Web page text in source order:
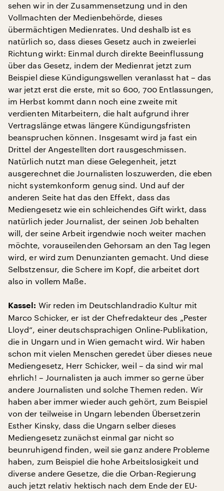
sehen wir in der Zusammensetzung und in den
Vollmachten der Medienbehörde, dieses
übermächtigen Medienrates. Und deshalb ist es
natürlich so, dass dieses Gesetz auch in zweierlei
Richtung wirkt: Einmal durch direkte Beeinflussung
über das Gesetz, indem der Medienrat jetzt zum
Beispiel diese Kündigungswellen veranlasst hat – das
war jetzt erst die erste, mit so 600, 700 Entlassungen,
im Herbst kommt dann noch eine zweite mit
verdienten Mitarbeitern, die halt aufgrund ihrer
Vertragslänge etwas längere Kündigungsfristen
beanspruchen können. Insgesamt wird ja fast ein
Drittel der Angestellten dort rausgeschmissen.
Natürlich nutzt man diese Gelegenheit, jetzt
ausgerechnet die Journalisten loszuwerden, die eben
nicht systemkonform genug sind. Und auf der
anderen Seite hat das den Effekt, dass das
Mediengesetz wie ein schleichendes Gift wirkt, dass
natürlich jeder Journalist, der seinen Job behalten
will, der seine Arbeit irgendwie noch weiter machen
möchte, vorauseilenden Gehorsam an den Tag legen
wird, er wird zum Denunzianten gemacht. Und diese
Selbstzensur, die Schere im Kopf, die arbeitet dort
also in vollem Maße.
Kassel: Wir reden im Deutschlandradio Kultur mit
Marco Schicker, er ist der Chefredakteur des „Pester
Lloyd“, einer deutschsprachigen Online-Publikation,
die in Ungarn und in Wien gemacht wird. Wir haben
schon mit vielen Menschen geredet über dieses neue
Mediengesetz, Herr Schicker, weil – da sind wir mal
ehrlich! – Journalisten ja auch immer so gerne über
andere Journalisten und solche Themen reden. Wir
haben aber immer wieder auch gehört, zum Beispiel
von der teilweise in Ungarn lebenden Übersetzerin
Esther Kinsky, dass die Ungarn selber dieses
Mediengesetz zunächst einmal gar nicht so
beunruhigend finden, weil sie ganz andere Probleme
haben, zum Beispiel die hohe Arbeitslosigkeit und
diverse andere Gesetze, die die Orban-Regierung
auch jetzt relativ hektisch nach dem Ende der EU-